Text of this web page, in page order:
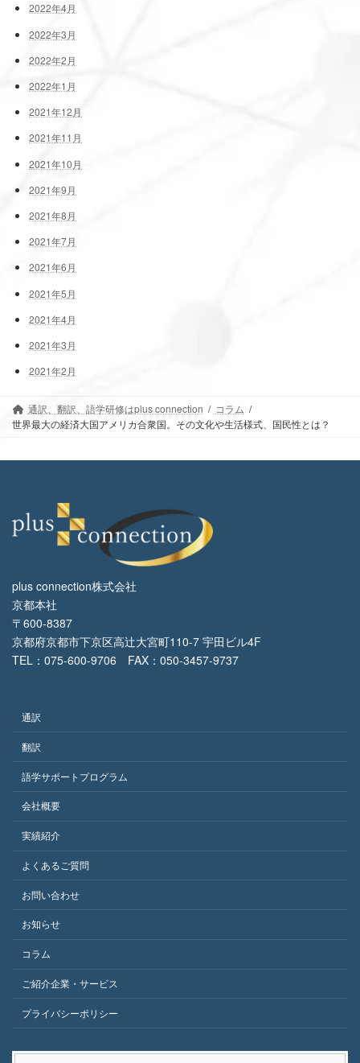
2022年4月
2022年3月
2022年2月
2022年1月
2021年12月
2021年11月
2021年10月
2021年9月
2021年8月
2021年7月
2021年6月
2021年5月
2021年4月
2021年3月
2021年2月
通訳、翻訳、語学研修はplus connection
コラム
世界最大の経済大国アメリカ合衆国。その文化や生活様式、国民性とは？
plus connection株式会社
京都本社
〒600-8387
京都府京都市下京区高辻大宮町110-7 宇田ビル4F
TEL：075-600-9706 FAX：050-3457-9737
通訳
翻訳
語学サポートプログラム
会社概要
実績紹介
よくあるご質問
お問い合わせ
お知らせ
コラム
ご紹介企業・サービス
プライバシーポリシー